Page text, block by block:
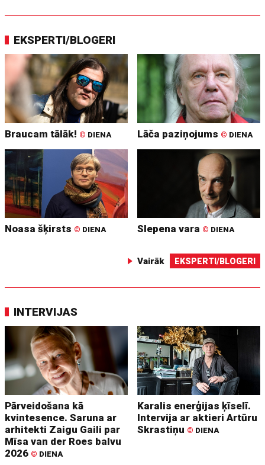
EKSPERTI/BLOGERI
Braucam tālāk! © DIENA Lāča paziņojums © DIENA
Noasa šķirsts © DIENA Slepena vara © DIENA
Vairāk EKSPERTI/BLOGERI
INTERVIJAS
Pārveidošana kā
kvintesence. Saruna ar
arhitekti Zaigu Gaili par
Mīsa van der Roes balvu
2026 © DIENA
Karalis enerģijas ķīselī.
Intervija ar aktieri Artūru
Skrastiņu © DIENA